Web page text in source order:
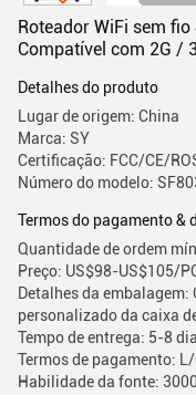
Roteador WiFi sem fio
Compatível com 2G /
Detalhes do produto
Lugar de origem: China
Marca: SY
Certificação: FCC/CE/
Número do modelo:
Termos do pagamento &
Quantidade de ordem
Preço: US$98-US$105/
Detalhes da
personalizado da caixa
Tempo de entrega: 5-8
Termos de pagamento:
Habilidade da fonte: